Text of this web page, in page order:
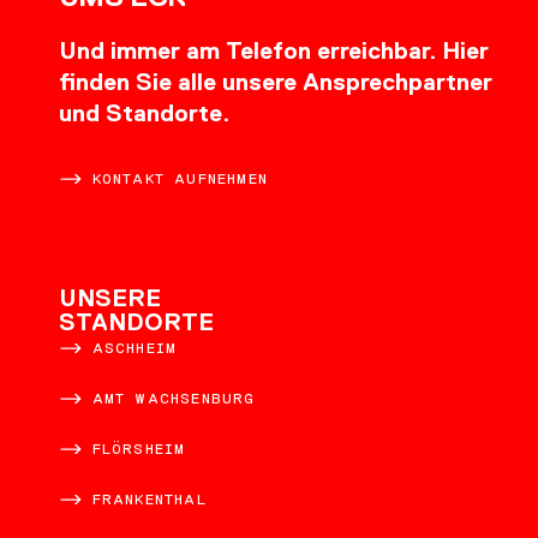
Und immer am Telefon erreichbar. Hier
finden Sie alle unsere Ansprechpartner
und Standorte.
KONTAKT AUFNEHMEN
UNSERE
STANDORTE
ASCHHEIM
AMT WACHSENBURG
FLÖRSHEIM
FRANKENTHAL